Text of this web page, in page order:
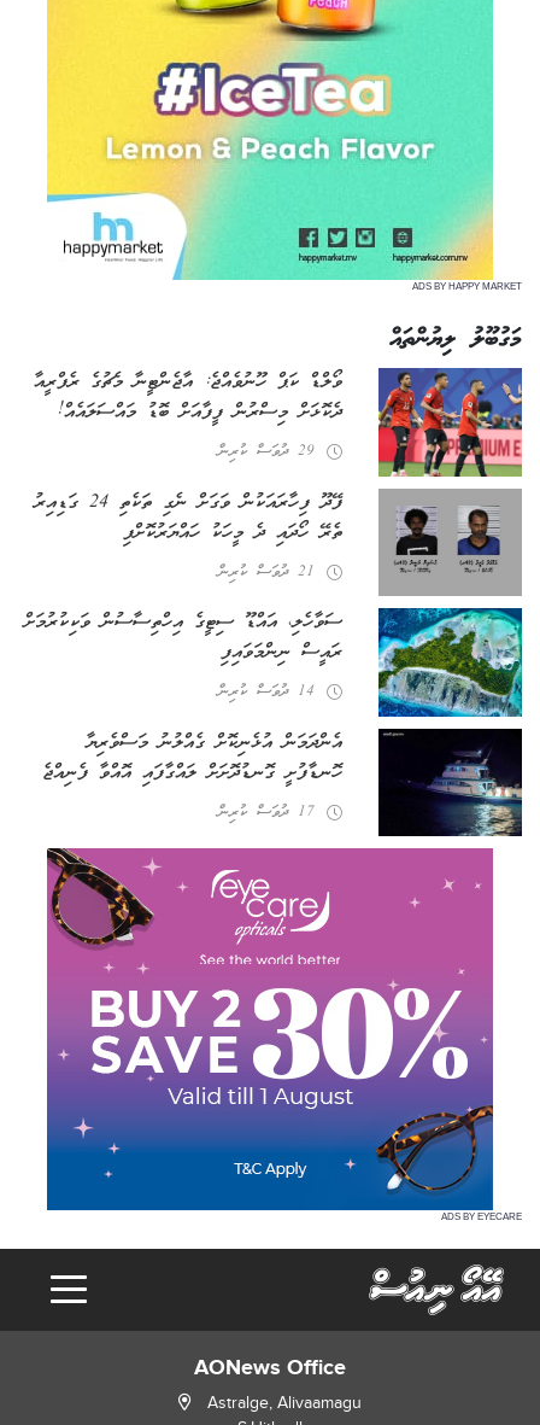
ADS BY HAPPY MARKET
މަގުބޫލު ލިޔުންތައް
ވޯލްޑް ކަޕް ހޫނުވެއްޖެ: އާޖެންޓީނާ މެޗުގެ ރެފްރީއާ
ދެކޮޅަށް މިސްރުން ފީފާއަށް ބޮޑު މައްސަލައެއް!
29 ދުވަސް ކުރިން
ފޭދޫ ފިހާރައަކުން ވަގަށް ނެގި ތަކެތި 24 ގަޑިއިރު
ތެރޭ ހޯދައި ދެ މީހަކު ހައްޔަރުކޮށްފި
21 ދުވަސް ކުރިން
ސަވާހެލި، އައްޑޫ ސިޓީގެ އިހްތިސާސުން ވަކިކުރުމަށް
ރައީސް ނިންމަވައިފި
14 ދުވަސް ކުރިން
އެންދަމަން އުޅެނިކޮށް ގެއްލުނު މަސްވެރިޔާ
ހޮނޑާފުށީ ގޮނޑުދޮށަށް ލައްގާފައި އޮއްވާ ފެނިއްޖެ
17 ދުވަސް ކުރިން
ADS BY EYECARE
AONews Office
Astralge, Alivaamagu